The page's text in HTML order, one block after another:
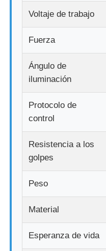
Visualización de malla
Pantalla de película
Display LED
Pantalla LED voladora
Pantalla de LED
Pantalla de rejilla LED
Voltaje de trabajo
Fuerza
Ángulo de
iluminación
Protocolo de
control
Resistencia a los
golpes
Peso
Material
Esperanza de vida